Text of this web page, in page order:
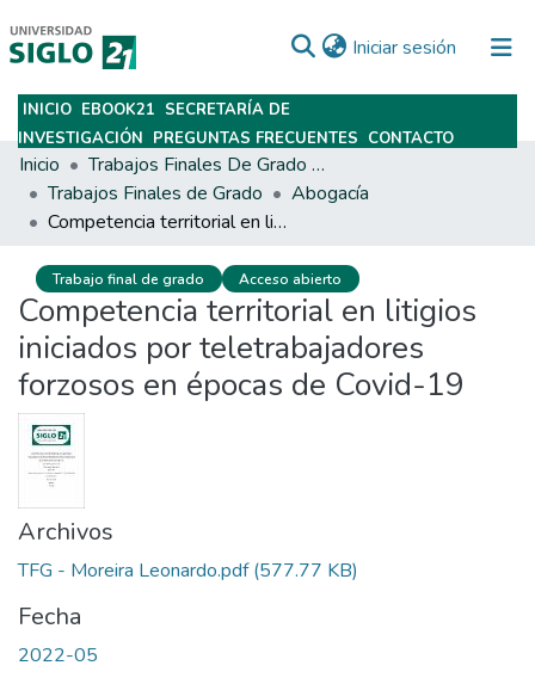
Iniciar sesión (current)
Subir
INICIO EBOOK21 SECRETARÍA DE
INVESTIGACIÓN PREGUNTAS FRECUENTES CONTACTO
Inicio
Trabajos Finales De Grado Y Posgrado
Trabajos Finales de Grado
Abogacía
Competencia territorial en litigios iniciados por teletrabajadores forzosos en épocas de Covid-19
Trabajo final de grado Acceso abierto
Competencia territorial en litigios
iniciados por teletrabajadores
forzosos en épocas de Covid-19
Archivos
TFG - Moreira Leonardo.pdf(577.77 KB)
Fecha
2022-05